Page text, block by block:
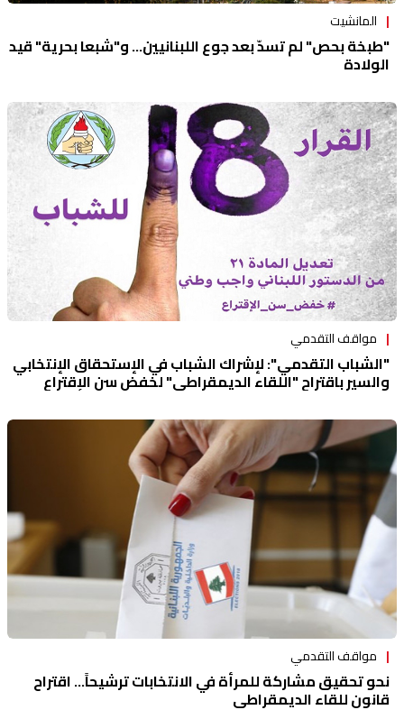
المانشيت
"طبخة بحص" لم تسدّ بعد جوع اللبنانيين... و"شبعا بحرية" قيد
الولادة
مواقف التقدمي
"الشباب التقدمي": لإشراك الشباب في الإستحقاق الإنتخابي
والسير باقتراح "اللقاء الديمقراطي" لخفض سن الإقتراع
مواقف التقدمي
نحو تحقيق مشاركة للمرأة في الانتخابات ترشيحاً... اقتراح
قانون للقاء الديمقراطي